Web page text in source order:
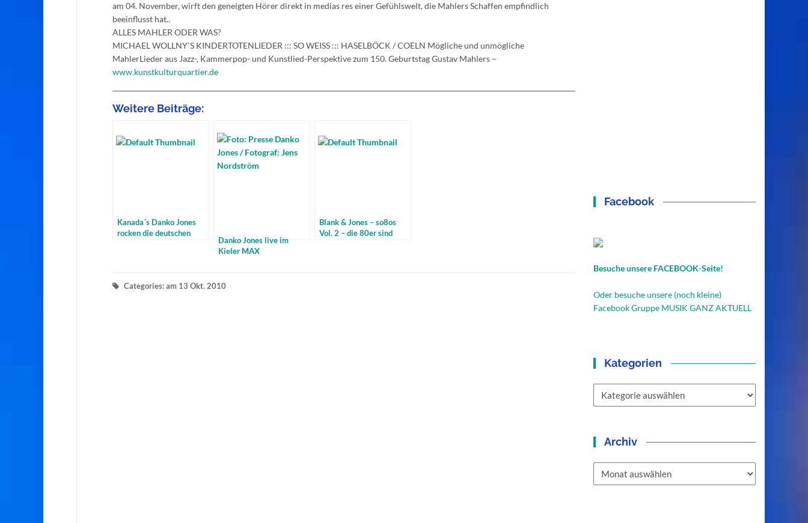
am 04. November, wirft den geneigten Hörer direkt in medias res einer Gefühlswelt, die Mahlers Schaffen empfindlich
beeinflusst hat..
ALLES MAHLER ODER WAS?
MICHAEL WOLLNY`S KINDERTOTENLIEDER ::: SO WEISS ::: HASELBÖCK / COELN Mögliche und unmögliche
MahlerLieder aus Jazz-, Kammerpop- und Kunstlied-Perspektive zum 150. Geburtstag Gustav Mahlers –
www.kunstkulturquartier.de
Weitere Beiträge:
Kanada´s Danko Jones
rocken die deutschen
Danko Jones live im
Kieler MAX
Blank & Jones – so8os
Vol. 2 – die 80er sind
Categories: am 13 Okt. 2010
Facebook
Besuche unsere FACEBOOK-Seite!
Oder besuche unsere (noch kleine)
Facebook Gruppe MUSIK GANZ AKTUELL
Kategorien
Archiv